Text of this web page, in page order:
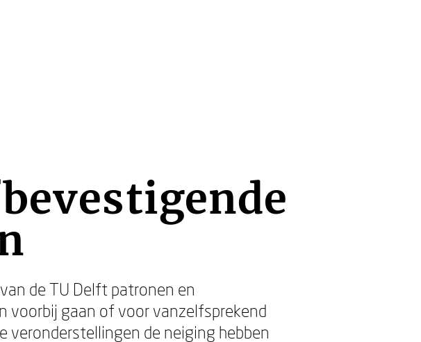
de TU Delft patronen en
voorbij gaan of voor vanzelfsprekend
veronderstellingen de neiging hebben